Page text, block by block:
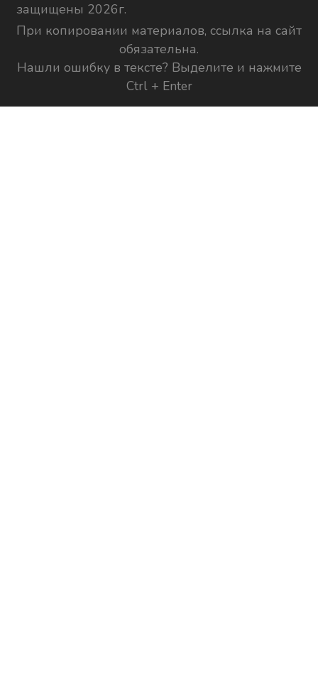
защищены 2026г.
При копировании материалов, ссылка на сайт
обязательна.
Нашли ошибку в тексте? Выделите и нажмите
Ctrl + Enter